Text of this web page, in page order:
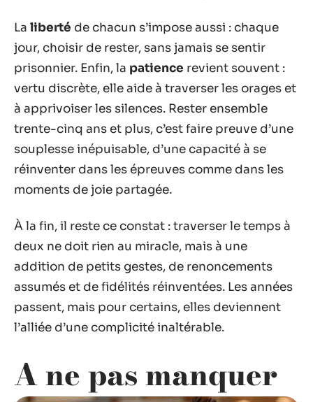
La liberté de chacun s’impose aussi : chaque
jour, choisir de rester, sans jamais se sentir
prisonnier. Enfin, la patience revient souvent :
vertu discrète, elle aide à traverser les orages et
à apprivoiser les silences. Rester ensemble
trente-cinq ans et plus, c’est faire preuve d’une
souplesse inépuisable, d’une capacité à se
réinventer dans les épreuves comme dans les
moments de joie partagée.
À la fin, il reste ce constat : traverser le temps à
deux ne doit rien au miracle, mais à une
addition de petits gestes, de renoncements
assumés et de fidélités réinventées. Les années
passent, mais pour certains, elles deviennent
l’alliée d’une complicité inaltérable.
A ne pas manquer